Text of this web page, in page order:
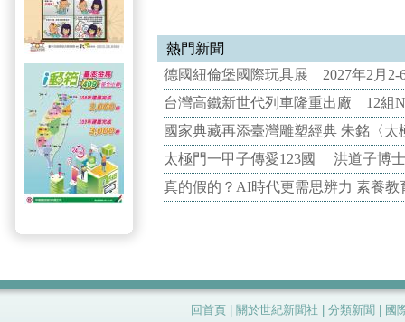
熱門新聞
德國紐倫堡國際玩具展 2027年2月2-
台灣高鐵新世代列車隆重出廠 12組
國家典藏再添臺灣雕塑經典 朱銘〈
太極門一甲子傳愛123國 洪道子博
真的假的？AI時代更需思辨力 素養
回首頁 關於世紀新聞社 分類新聞
國